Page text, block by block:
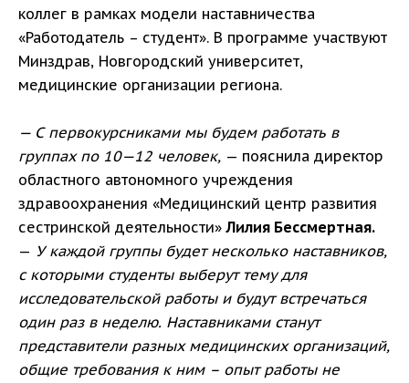
коллег в рамках модели наставничества
«Работодатель – студент». В программе участвуют
Минздрав, Новгородский университет,
медицинские организации региона.
— С первокурсниками мы будем работать в
группах по 10—12 человек, — пояснила директор
областного автономного учреждения
здравоохранения «Медицинский центр развития
сестринской деятельности»Лилия Бессмертная.
— У каждой группы будет несколько наставников,
с которыми студенты выберут тему для
исследовательской работы и будут встречаться
один раз в неделю. Наставниками станут
представители разных медицинских организаций,
общие требования к ним – опыт работы не